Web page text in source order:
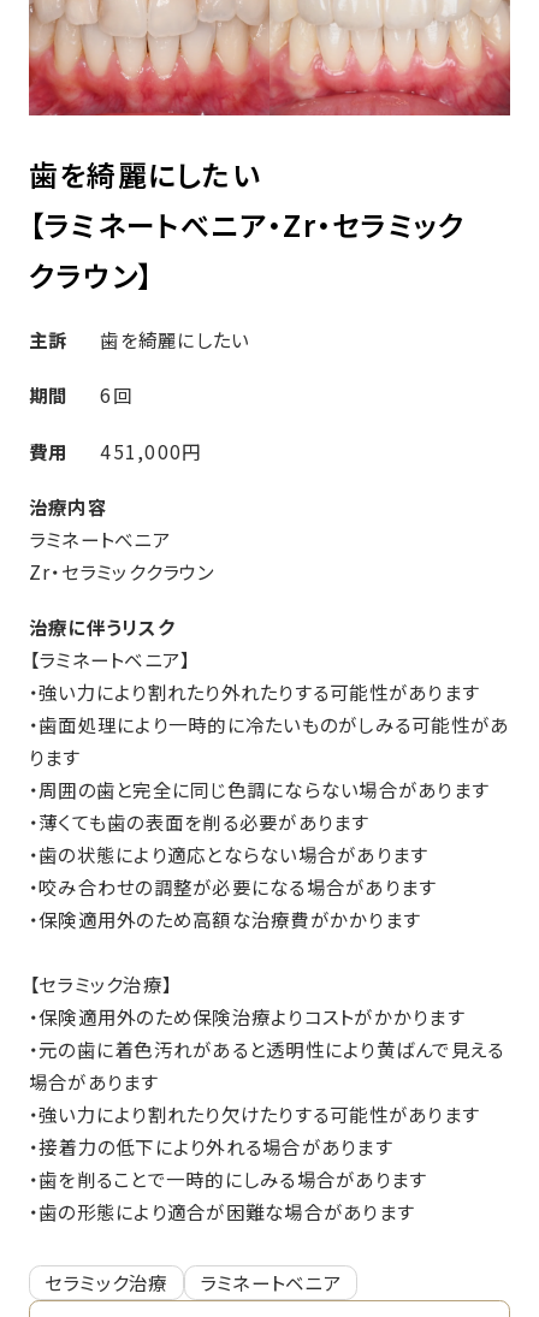
歯を綺麗にしたい
【ラミネートべニア・Zr・セラミック
クラウン】
主訴 歯を綺麗にしたい
期間 6回
費用 451,000円
治療内容
ラミネートべニア
Zr・セラミッククラウン
治療に伴うリスク
【ラミネートベニア】
・強い力により割れたり外れたりする可能性があります
・歯面処理により一時的に冷たいものがしみる可能性があ
ります
・周囲の歯と完全に同じ色調にならない場合があります
・薄くても歯の表面を削る必要があります
・歯の状態により適応とならない場合があります
・咬み合わせの調整が必要になる場合があります
・保険適用外のため高額な治療費がかかります
【セラミック治療】
・保険適用外のため保険治療よりコストがかかります
・元の歯に着色汚れがあると透明性により黄ばんで見える
場合があります
・強い力により割れたり欠けたりする可能性があります
・接着力の低下により外れる場合があります
・歯を削ることで一時的にしみる場合があります
・歯の形態により適合が困難な場合があります
セラミック治療 ラミネートベニア